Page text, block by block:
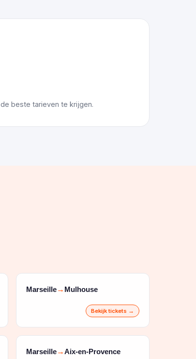
beste tarieven te krijgen.
Marseille→ Mulhouse
Bekijk tickets →
Marseille→Aix-en-Provence